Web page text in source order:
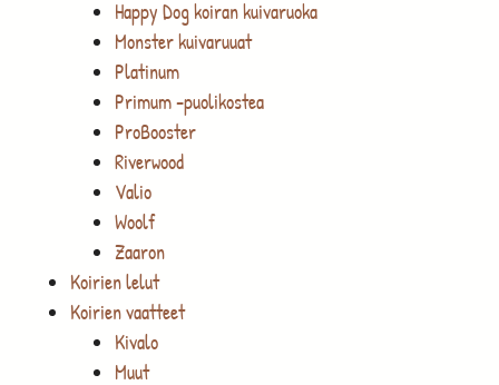
Happy Dog koiran kuivaruoka
Monster kuivaruuat
Platinum
Primum -puolikostea
ProBooster
Riverwood
Valio
Woolf
Zaaron
Koirien lelut
Koirien vaatteet
Kivalo
Muut